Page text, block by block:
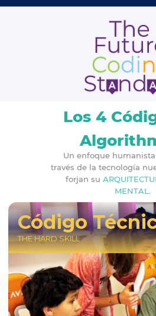
Los 4
Un enfoque
través de la tecnología
forjan su
MENTAL.
Código
THE HARD SKILL